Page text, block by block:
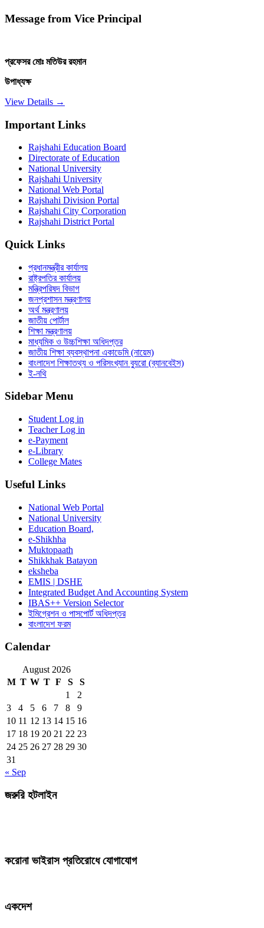
Message from Vice Principal
প্রফেসর মোঃ মতিউর রহমান
উপাধ্যক্ষ
View Details →
Important Links
Rajshahi Education Board
Directorate of Education
National University
Rajshahi University
National Web Portal
Rajshahi Division Portal
Rajshahi City Corporation
Rajshahi District Portal
Quick Links
প্রধানমন্ত্রীর কার্যালয়
রাষ্ট্রপতির কার্যালয়
মন্ত্রিপরিষদ বিভাগ
জনপ্রশাসন মন্ত্রণালয়
অর্থ মন্ত্রণালয়
জাতীয় পোর্টাল
শিক্ষা মন্ত্রণালয়
মাধ্যমিক ও উচ্চশিক্ষা অধিদপ্তর
জাতীয় শিক্ষা ব্যবস্থাপনা একাডেমি (নায়েম)
বাংলাদেশ শিক্ষাতথ্য ও পরিসংখ্যান ব্যুরো (ব্যানবেইস)
ই-নথি
Sidebar Menu
Student Log in
Teacher Log in
e-Payment
e-Library
College Mates
Useful Links
National Web Portal
National University
Education Board,
e-Shikhha
Muktopaath
Shikkhak Batayon
eksheba
EMIS | DSHE
Integrated Budget And Accounting System
IBAS++ Version Selector
ইমিগ্রেশন ও পাসপোর্ট অধিদপ্তর
বাংলাদেশ ফরম
Calendar
August 2026
M T W T F S
S
1
2
3
4 5 6 7 8
9
10 11 12 13 14 15 16
17 18 19 20 21 22 23
24 25 26 27 28 29 30
31
« Sep
জরুরি হটলাইন
করোনা ভাইরাস প্রতিরোধে যোগাযোগ
একদেশ